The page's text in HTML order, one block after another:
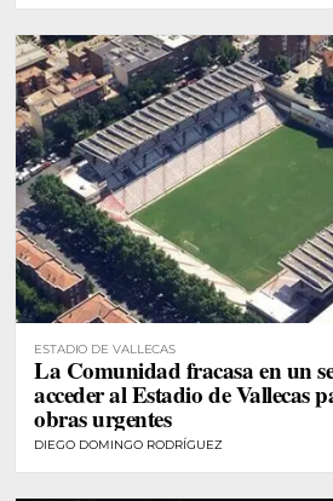
ESTADIO DE VALLECAS
La Comunidad fracasa en un
acceder al Estadio de Vallecas
obras urgentes
DIEGO DOMINGO RODRÍGUEZ